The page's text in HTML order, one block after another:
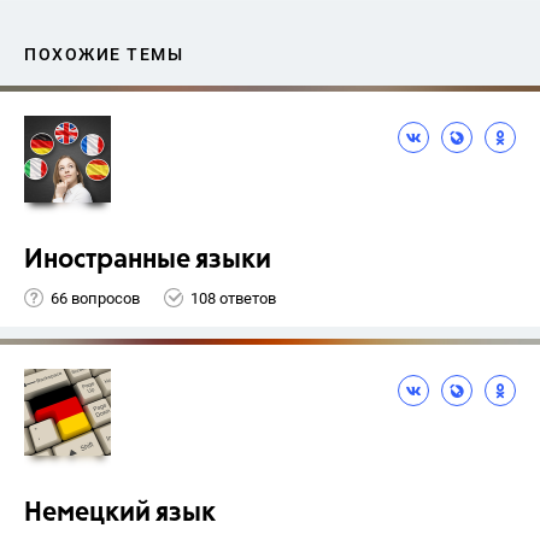
ПОХОЖИЕ ТЕМЫ
Иностранные языки
66 вопросов 108 ответов
Немецкий язык